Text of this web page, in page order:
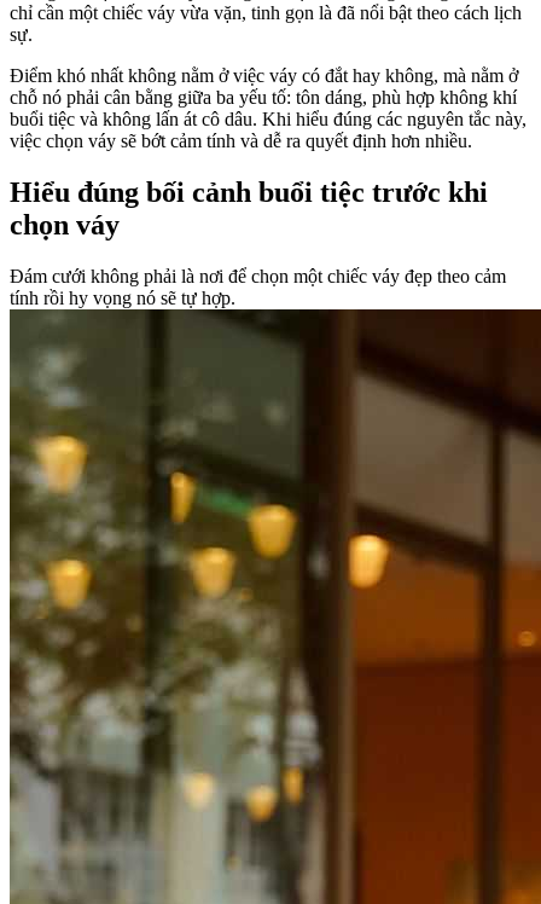
chỉ cần một chiếc váy vừa vặn, tinh gọn là đã nổi bật theo cách lịch
sự.
Điểm khó nhất không nằm ở việc váy có đắt hay không, mà nằm ở
chỗ nó phải cân bằng giữa ba yếu tố: tôn dáng, phù hợp không khí
buổi tiệc và không lấn át cô dâu. Khi hiểu đúng các nguyên tắc này,
việc chọn váy sẽ bớt cảm tính và dễ ra quyết định hơn nhiều.
Hiểu đúng bối cảnh buổi tiệc trước khi
chọn váy
Đám cưới không phải là nơi để chọn một chiếc váy đẹp theo cảm
tính rồi hy vọng nó sẽ tự hợp.